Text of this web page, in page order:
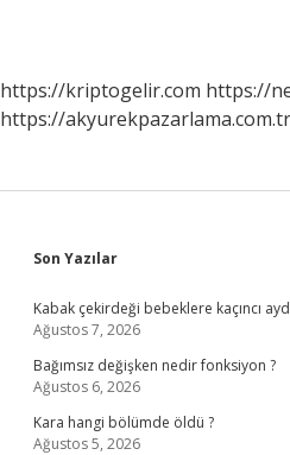
https://kriptogelir.com https://
https://akyurekpazarlama.com.tr
Sidebar
Son Yazılar
Kabak çekirdeği bebeklere kaçıncı
Ağustos 7, 2026
Bağımsız değişken nedir fonksiyon ?
Ağustos 6, 2026
Kara hangi bölümde öldü ?
Ağustos 5, 2026